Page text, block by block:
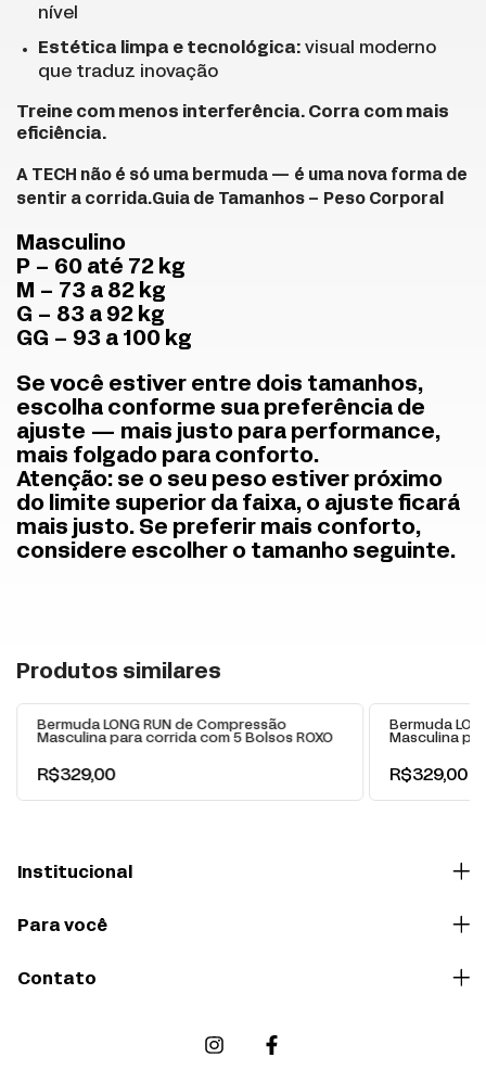
nível
Estética limpa e tecnológica: visual moderno
que traduz inovação
Treine com menos interferência. Corra com mais
eficiência.
A TECH não é só uma bermuda — é uma nova forma de
sentir a corrida.Guia de Tamanhos – Peso Corporal
Masculino
P – 60 até 72 kg
M – 73 a 82 kg
G – 83 a 92 kg
GG – 93 a 100 kg
Se você estiver entre dois tamanhos,
escolha conforme sua preferência de
ajuste — mais justo para performance,
mais folgado para conforto.
Atenção: se o seu peso estiver próximo
do limite superior da faixa, o ajuste ficará
mais justo. Se preferir mais conforto,
considere escolher o tamanho seguinte.
Produtos similares
Bermuda LONG RUN de Compressão
Masculina para corrida com 5 Bolsos ROXO
R$329,00
+
Bermuda
Masculina
R$329,00
Institucional
Para você
Contato